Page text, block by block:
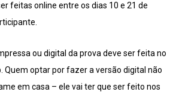
feitas online entre os dias 10 e 21 de
ou digital da prova deve ser feita no
Quem optar por fazer a versão digital não
em casa – ele vai ter que ser feito nos